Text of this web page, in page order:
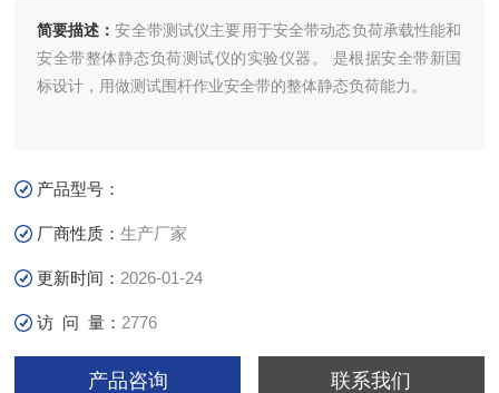
简要描述：安全带测试仪主要用于安全带动态负荷承载性能和
安全带整体静态负荷测试仪的实验仪器。 是根据安全带新国
标设计，用做测试围杆作业安全带的整体静态负荷能力。
产品型号：
厂商性质：生产厂家
更新时间： 2026-01-24
访 问 量： 2776
产品咨询 联系我们